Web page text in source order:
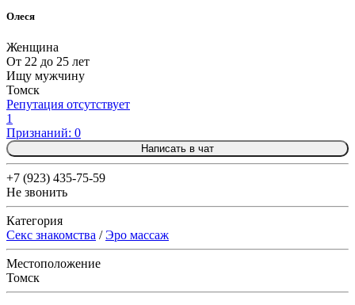
Олеся
Женщина
От 22 до 25 лет
Ищу мужчину
Томск
Репутация отсутствует
1
Признаний: 0
Написать в чат
+7 (923) 435-75-59
Не звонить
Категория
Секс знакомства /Эро массаж
Местоположение
Томск